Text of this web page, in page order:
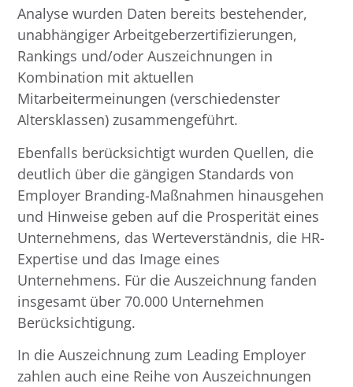
Analyse wurden Daten bereits bestehender,
unabhängiger Arbeitgeberzertifizierungen,
Rankings und/oder Auszeichnungen in
Kombination mit aktuellen
Mitarbeitermeinungen (verschiedenster
Altersklassen) zusammengeführt.
Ebenfalls berücksichtigt wurden Quellen, die
deutlich über die gängigen Standards von
Employer Branding-Maßnahmen hinausgehen
und Hinweise geben auf die Prosperität eines
Unternehmens, das Werteverständnis, die HR-
Expertise und das Image eines
Unternehmens. Für die Auszeichnung fanden
insgesamt über 70.000 Unternehmen
Berücksichtigung.
In die Auszeichnung zum Leading Employer
zahlen auch eine Reihe von Auszeichnungen